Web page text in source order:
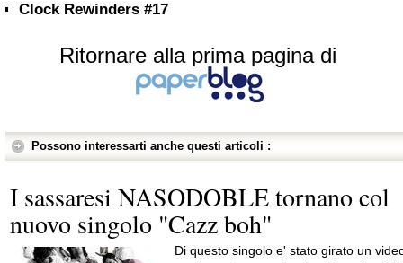
Clock Rewinders #17
Ritornare alla prima pagina di
Possono interessarti anche questi articoli :
I sassaresi NASODOBLE tornano col
nuovo singolo "Cazz boh"
Di questo singolo e' stato girato un